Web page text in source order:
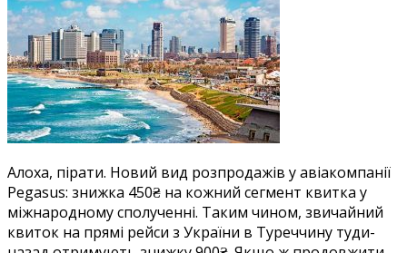
Авів
2900₴,
Тбілісі
2900₴,
Стамбул
1500₴,
Анкара
тощо.
Знижки
від
900₴
Алоха, пірати. Новий вид розпродажів у авіакомпанії
Pegasus: знижка 450₴ на кожний сегмент квитка у
міжнародному сполученні. Таким чином, звичайний
квиток на прямі рейси з України в Туреччину туди-